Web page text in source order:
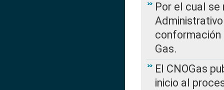
Por el cual
conformación
Gas.
El CNOGas
inicio al